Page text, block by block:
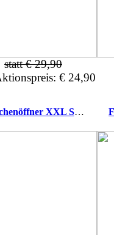
statt € 29,90
€ 24,90
Flaschenöffner XXL Spezialwerkzeug mit Wunschname